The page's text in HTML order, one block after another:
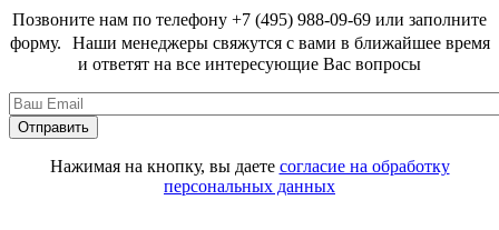
Позвоните нам по телефону +7 (495) 988-09-69 или заполните
форму. Наши менеджеры свяжутся с вами в ближайшее время
и ответят на все интересующие Вас вопросы
Нажимая на кнопку, вы даете согласие на обработку
персональных данных